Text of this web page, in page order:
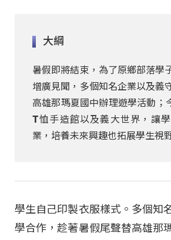
大綱
暑假即將結束，為了原鄉部落學
增廣見聞，多個知名企業以及義
高雄那瑪夏國中辦理遊學活動；
T恤手造館以及義大世界，讓
業，培養未來興趣也拓展學生視
學生自己印製衣服樣式。多個知
學合作，趁著暑假尾聲替高雄那